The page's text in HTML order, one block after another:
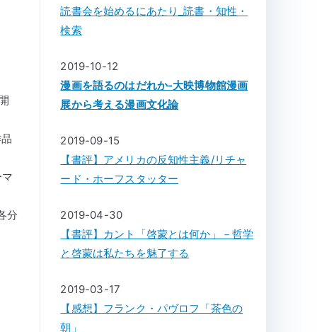
分
読書会を始めるにあたり_読書・知性・
検索
2019-10-12
漫画を語るのはだれか-大映博物館漫画
展から考える漫画文化論
2019-09-15
【書評】アメリカの反知性主義/リチャ
ード・ホーフスタッター
2019-04-30
【書評】カント「啓蒙とは何か」－哲学
と啓蒙は私たちを魅了する
2019-03-17
【感想】フランク・パヴロフ「茶色の
朝」